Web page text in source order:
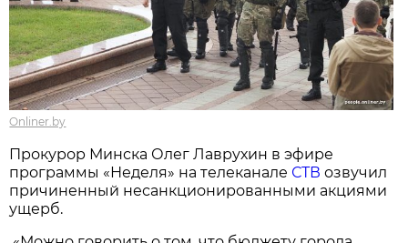
Onliner.by
Прокурор Минска Олег Лаврухин в эфире
программы «Неделя» на телеканале СТВ озвучил
причиненный несанкционированными акциями
ущерб.